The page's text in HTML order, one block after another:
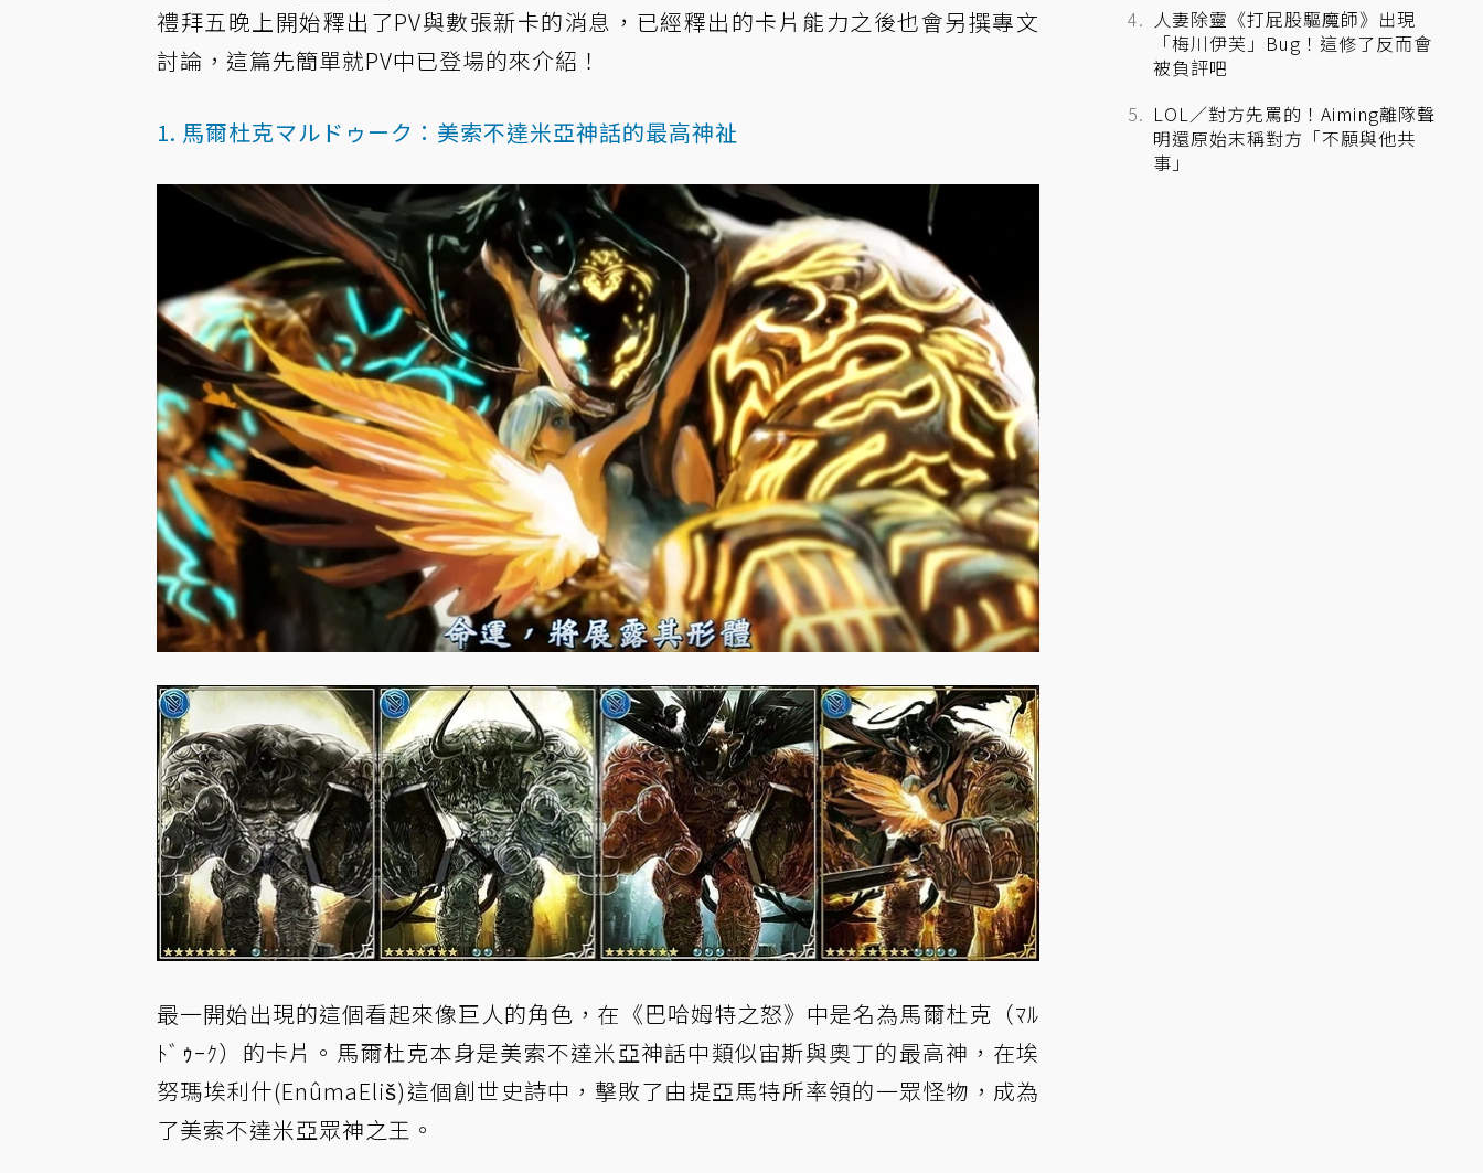
禮拜五晚上開始釋出了PV與數張新卡的消息，已經釋出的卡片能力之後也會另撰專文
討論，這篇先簡單就PV中已登場的來介紹！
1. 馬爾杜克マルドゥーク：美索不達米亞神話的最高神祉
最一開始出現的這個看起來像巨人的角色，在《巴哈姆特之怒》中是名為馬爾杜克（ﾏﾙ
ﾄﾞｩｰｸ）的卡片。馬爾杜克本身是美索不達米亞神話中類似宙斯與奧丁的最高神，在埃
努瑪埃利什(EnûmaEliš)這個創世史詩中，擊敗了由提亞馬特所率領的一眾怪物，成為
了美索不達米亞眾神之王。
人妻除靈《打屁股驅魔師》出現
「梅川伊芙」Bug！這修了反而會
被負評吧
LOL／對方先罵的！Aiming離隊聲
明還原始末稱對方「不願與他共
事」